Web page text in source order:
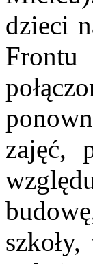
dzieci
zajęć,